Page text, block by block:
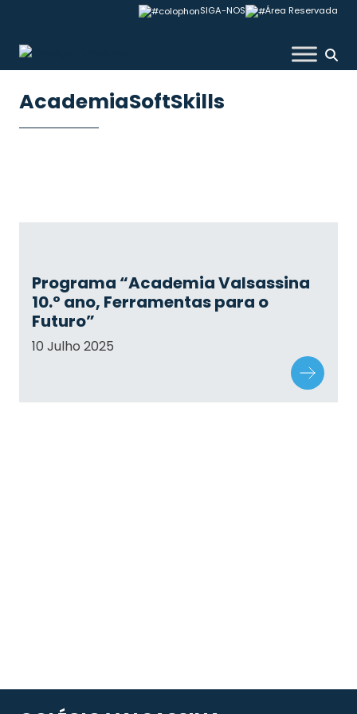
content
SIGA-NOS Área Reservada
Colégio Valsassina
AcademiaSoftSkills
Programa “Academia Valsassina
10.º ano, Ferramentas para o
Futuro”
10 Julho 2025